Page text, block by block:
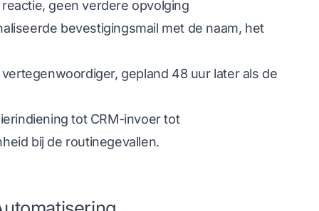
geen verdere opvolging
bevestigingsmail met de naam, het
gepland 48 uur later als de
tot CRM-invoer tot
bij de routinegevallen.